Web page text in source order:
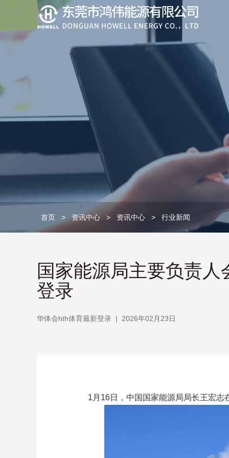
首页 > 资讯中心 > 资讯中心 > 行业新闻
国家能源局主要负责
登录
华体会hth体育最新登录 | 2026年02月23日
1月16日，中国国家能源局局长王宏志